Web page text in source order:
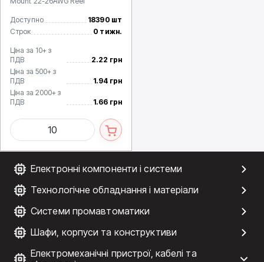
Електронні компоненти і системи
Технологічне обладнання і матеріали
Системи промавтоматики
Шафи, корпуси та конструктиви
Електромеханічні пристрої, кабелі та
Доступно
18390 шт
Строк
0 тижн.
Ціна за 10+ з
ПДВ
2.22 грн
Ціна за 500+ з
ПДВ
1.94 грн
Ціна за 2000+ з
ПДВ
1.66 грн